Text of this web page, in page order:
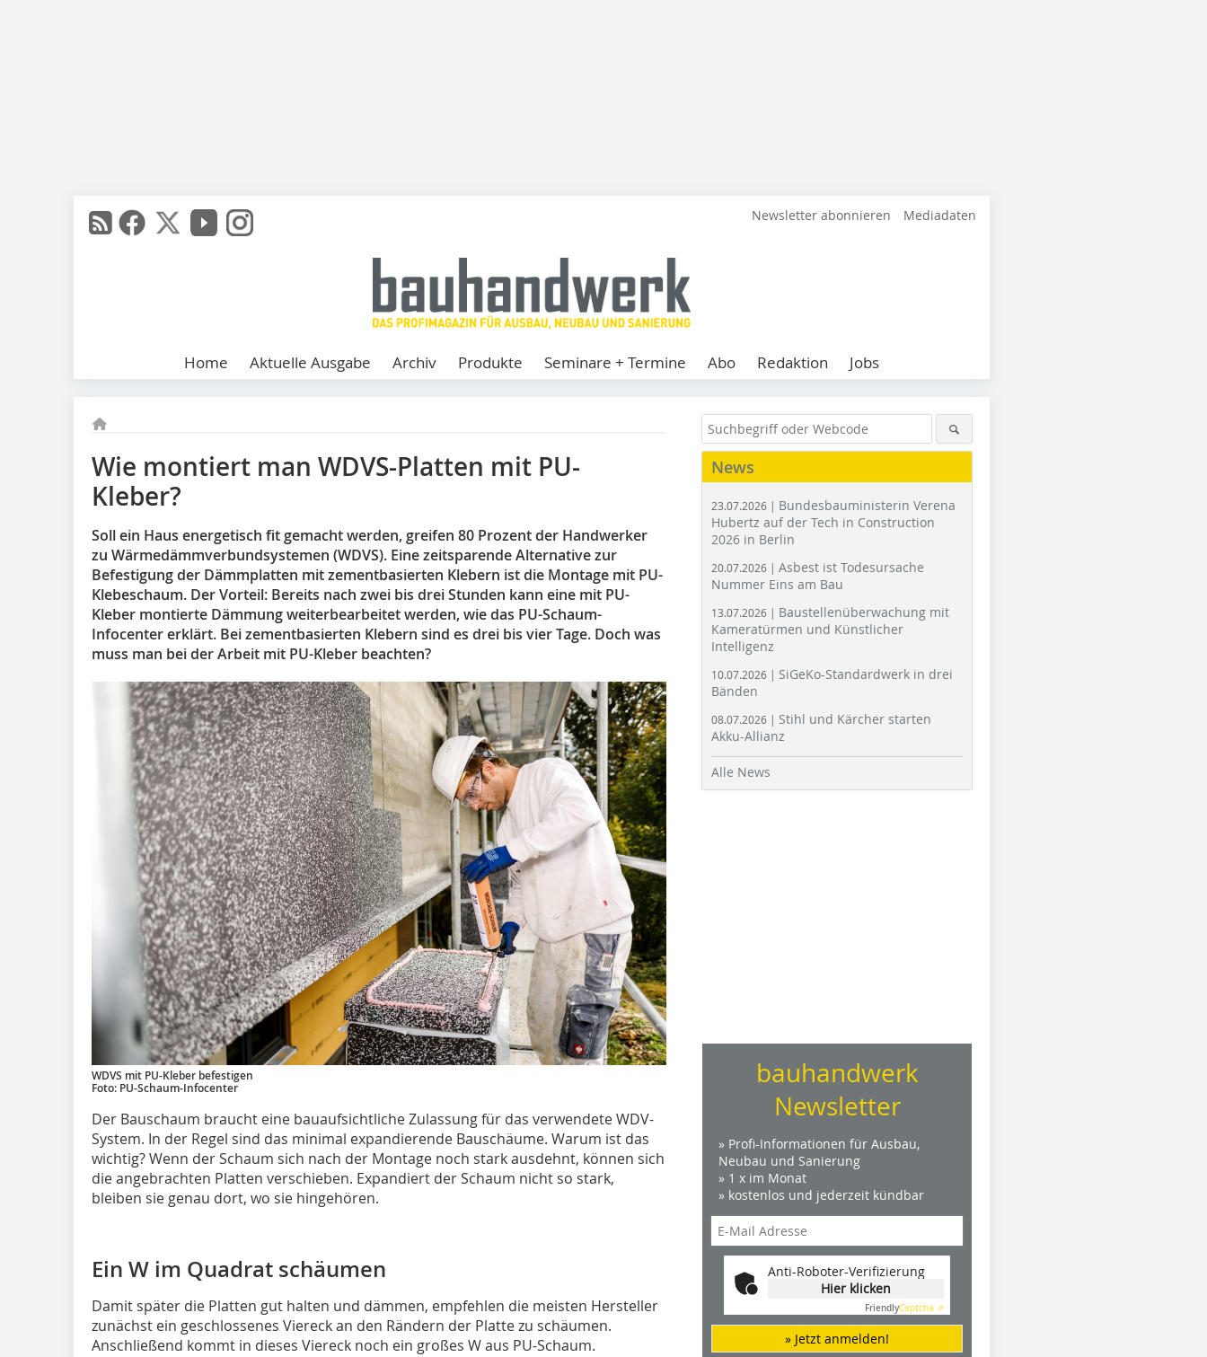
Newsletter abonnieren Mediadaten
Home Aktuelle Ausgabe Archiv Produkte Seminare + Termine Abo Redaktion Jobs
Wie montiert man WDVS-Platten mit PU-
Kleber?
Soll ein Haus energetisch fit gemacht werden, greifen 80 Prozent der Handwerker
zu Wärmedämmverbundsystemen (WDVS). Eine zeitsparende Alternative zur
Befestigung der Dämmplatten mit zementbasierten Klebern ist die Montage mit PU-
Klebeschaum. Der Vorteil: Bereits nach zwei bis drei Stunden kann eine mit PU-
Kleber montierte Dämmung weiterbearbeitet werden, wie das PU-Schaum-
Infocenter erklärt. Bei zementbasierten Klebern sind es drei bis vier Tage. Doch was
muss man bei der Arbeit mit PU-Kleber beachten?
WDVS mit PU-Kleber befestigen
Foto: PU-Schaum-Infocenter
Der Bauschaum braucht eine bauaufsichtliche Zulassung für das verwendete WDV-
System. In der Regel sind das minimal expandierende Bauschäume. Warum ist das
wichtig? Wenn der Schaum sich nach der Montage noch stark ausdehnt, können sich
die angebrachten Platten verschieben. Expandiert der Schaum nicht so stark,
bleiben sie genau dort, wo sie hingehören.
Ein W im Quadrat schäumen
Damit später die Platten gut halten und dämmen, empfehlen die meisten Hersteller
zunächst ein geschlossenes Viereck an den Rändern der Platte zu schäumen.
Anschließend kommt in dieses Viereck noch ein großes W aus PU-Schaum.
News
23.07.2026 | Bundesbauministerin Verena
Hubertz auf der Tech in Construction
2026 in Berlin
20.07.2026 | Asbest ist Todesursache
Nummer Eins am Bau
13.07.2026 | Baustellenüberwachung mit
Kameratürmen und Künstlicher
Intelligenz
10.07.2026 | SiGeKo-Standardwerk in drei
Bänden
08.07.2026 | Stihl und Kärcher starten
Akku-Allianz
Alle News
bauhandwerk
Newsletter
» Profi-Informationen für Ausbau,
Neubau und Sanierung
» 1 x im Monat
» kostenlos und jederzeit kündbar
Anti-Roboter-Verifizierung
Hier klicken
FriendlyCaptcha ⇗
» Jetzt anmelden!